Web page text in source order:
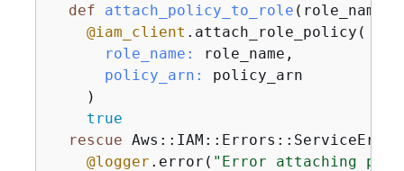
def
attach_policy_to_role
@iam_client .attach_role_policy(
role_name:
role_name,
policy_arn:
policy_arn
    )
true
rescue
@logger .error( "Error attaching